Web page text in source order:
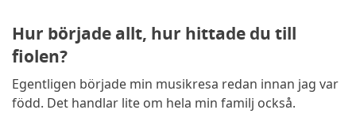
Hur började allt, hur hittade du till
fiolen?
Egentligen började min musikresa redan innan jag var
född. Det handlar lite om hela min familj också.